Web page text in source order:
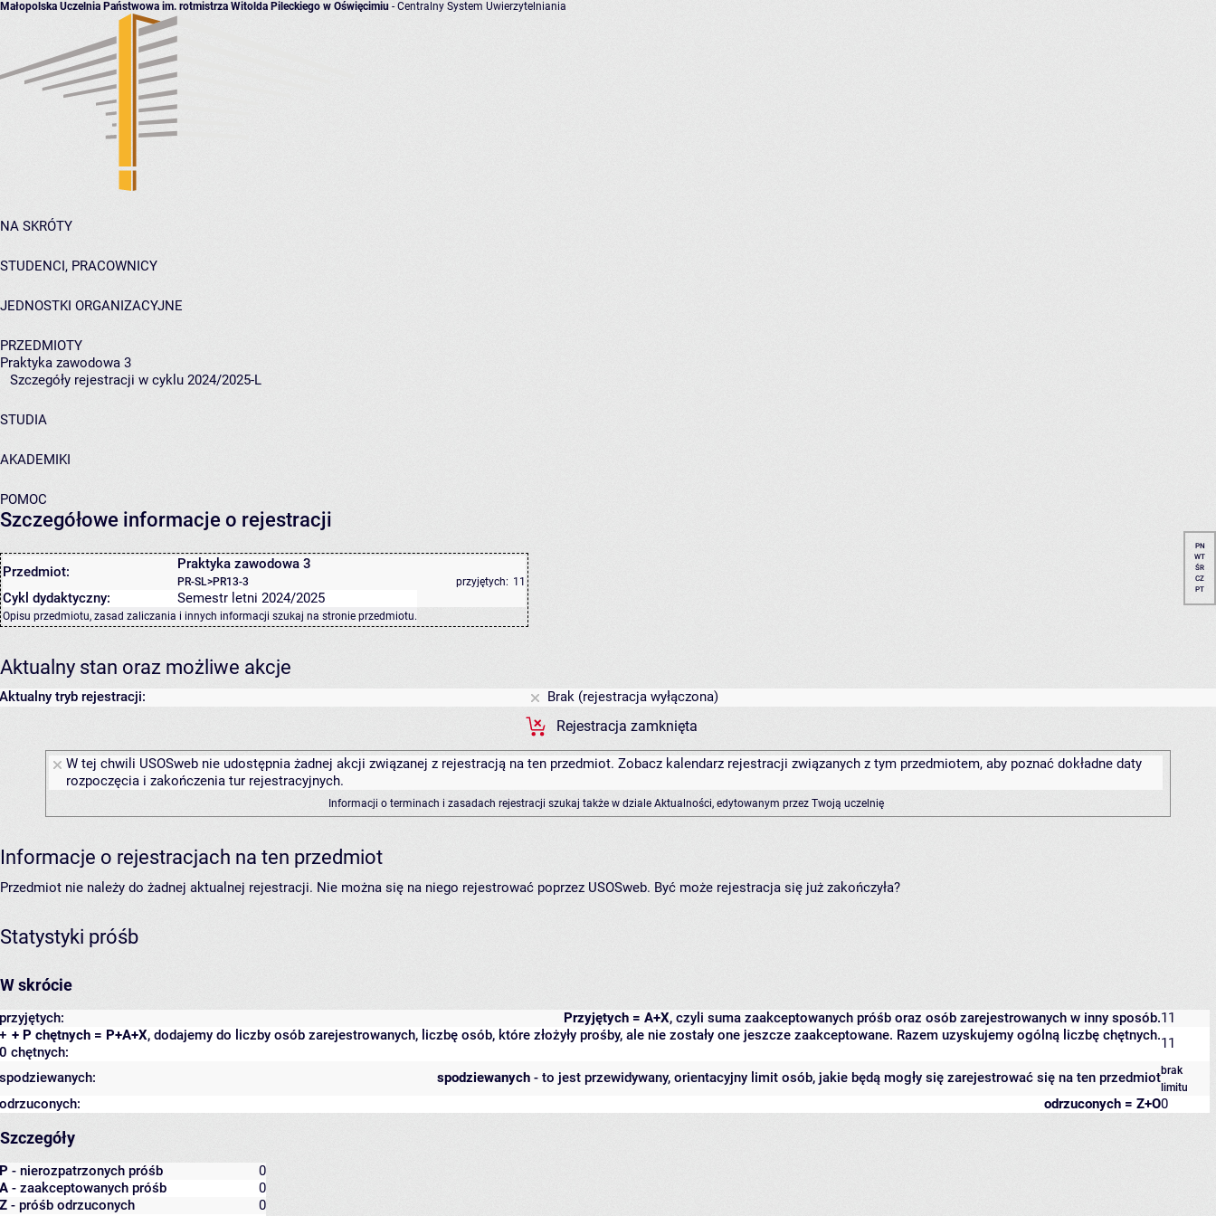
Małopolska Uczelnia Państwowa im. rotmistrza Witolda Pileckiego w Oświęcimiu - Centralny System Uwierzytelniania
NA SKRÓTY
STUDENCI, PRACOWNICY
JEDNOSTKI ORGANIZACYJNE
PRZEDMIOTY
Praktyka zawodowa 3
Szczegóły rejestracji w cyklu 2024/2025-L
STUDIA
AKADEMIKI
POMOC
Szczegółowe informacje o rejestracji
Przedmiot: Praktyka zawodowa 3
PR-SL>PR13-3 przyjętych: 11
Cykl dydaktyczny: Semestr letni 2024/2025
Opisu przedmiotu, zasad zaliczania i innych informacji szukaj na stronie przedmiotu.
PN
WT
ŚR
CZ
PT
Aktualny stan oraz możliwe akcje
Aktualny tryb rejestracji:
Brak (rejestracja wyłączona)
Rejestracja zamknięta
W tej chwili USOSweb nie udostępnia żadnej akcji związanej z rejestracją na ten przedmiot. Zobacz kalendarz rejestracji związanych z tym przedmiotem, aby poznać dokładne daty
rozpoczęcia i zakończenia tur rejestracyjnych.
Informacji o terminach i zasadach rejestracji szukaj także w dziale Aktualności, edytowanym przez Twoją uczelnię
Informacje o rejestracjach na ten przedmiot
Przedmiot nie należy do żadnej aktualnej rejestracji. Nie można się na niego rejestrować poprzez USOSweb. Być może rejestracja się już zakończyła?
Statystyki próśb
W skrócie
Przyjętych = A+X, czyli suma zaakceptowanych próśb oraz osób zarejestrowanych w inny sposób.
przyjętych:
11
+ P chętnych = P+A+X, dodajemy do liczby osób zarejestrowanych, liczbę osób, które złożyły prośby, ale nie zostały one jeszcze zaakceptowane. Razem uzyskujemy ogólną liczbę chętnych.
+
0 chętnych:
11
spodziewanych - to jest przewidywany, orientacyjny limit osób, jakie będą mogły się zarejestrować się na ten przedmiot
spodziewanych:
brak
limitu
odrzuconych = Z+O
odrzuconych: 0
Szczegóły
P - nierozpatrzonych próśb
0
A - zaakceptowanych próśb
0
Z - próśb odrzuconych
0